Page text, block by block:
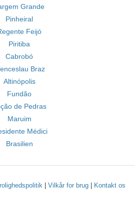
Grande
Pinheiral
Feijó
Piritiba
Cabrobó
Braz
Altinópolis
Fundão
de Pedras
Maruim
Médici
Brasilien
Vilkår for brug Kontakt os